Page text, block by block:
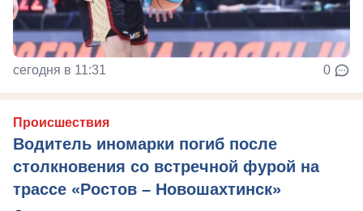
сегодня в 11:31 0
Происшествия
Водитель иномарки погиб после
столкновения со встречной фурой на
трассе «Ростов – Новошахтинск»